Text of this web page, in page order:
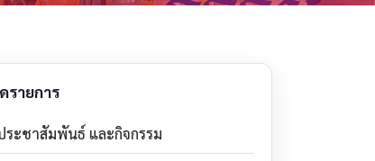
รายการ
ระชาสัมพันธ์ และกิจกรรม